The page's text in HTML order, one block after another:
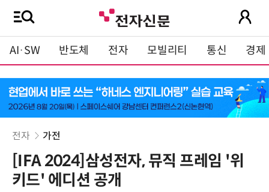
AI·SW 반도체 전자 모빌리티 통신 경제
전자 가전
[IFA 2024]삼성전자, 뮤직 프레임 '위
키드' 에디션 공개